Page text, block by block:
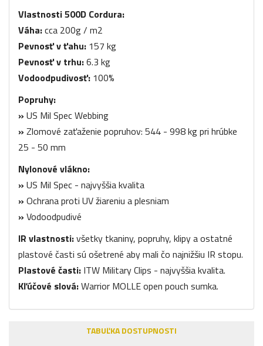
Vlastnosti 500D Cordura:
Váha:cca 200g / m2
Pevnosť v ťahu: 157 kg
Pevnosť v trhu:6.3 kg
Vodoodpudivosť: 100%
Popruhy:
» US Mil Spec Webbing
» Zlomové zaťaženie popruhov: 544 - 998 kg pri hrúbke
25 - 50 mm
Nylonové vlákno:
» US Mil Spec - najvyššia kvalita
» Ochrana proti UV žiareniu a plesniam
» Vodoodpudivé
IR vlastnosti:všetky tkaniny, popruhy, klipy a ostatné
plastové časti sú ošetrené aby mali čo najnižšiu IR stopu.
Plastové časti: ITW Military Clips - najvyššia kvalita.
Kľúčové slová:Warrior MOLLE open pouch sumka.
TABUĽKA DOSTUPNOSTI